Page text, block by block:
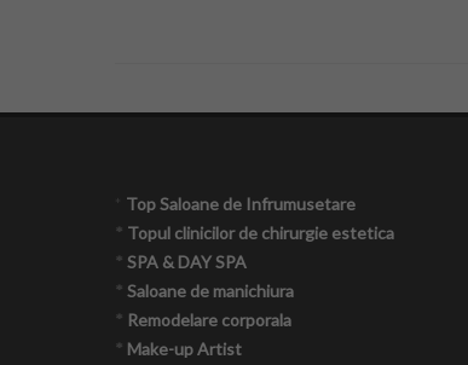
* Top Saloane de Infrumusetare
* Topul clinicilor de chirurgie estetica
* SPA & DAY SPA
* Saloane de manichiura
* Remodelare corporala
* Make-up Artist